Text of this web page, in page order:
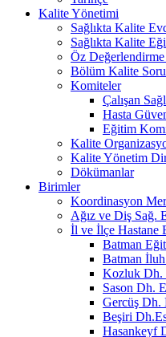
Kalite Yönetimi
Sağlıkta Kalite
Sağlıkta Kalite
Öz Değerlendirme
Bölüm Kalite
Komiteler
Çalışan
Hasta
Eğitim
Kalite
Kalite Yönetim
Dökümanlar
Birimler
Koordinasyon
Ağız ve Diş Sağ.
İl ve İlçe Hastane
Batman
Batman
Kozluk Dh.
Sason Dh.
Gercüş Dh.
Beşiri
Hasankeyf